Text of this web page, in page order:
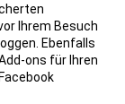
Ihrem Besuch
Ebenfalls
ons für Ihren